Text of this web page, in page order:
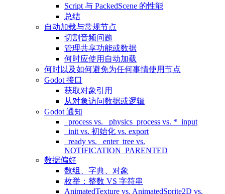
Script 与 PackedScene 的性能
总结
自动加载与常规节点
切割音频问题
管理共享功能或数据
何时应使用自动加载
何时以及如何避免为任何事情使用节点
Godot 接口
获取对象引用
从对象访问数据或逻辑
Godot 通知
_process vs. _physics_process vs. *_input
_init vs. 初始化 vs. export
_ready vs. _enter_tree vs.
NOTIFICATION_PARENTED
数据偏好
数组、字典、对象
枚举：整数 VS 字符串
AnimatedTexture vs. AnimatedSprite2D vs.